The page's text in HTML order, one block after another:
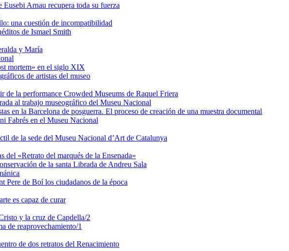
Eusebi Arnau recupera toda su fuerza
una cuestión de incompatibilidad
de Ismael Smith
y María
mortem» en el siglo XIX
de artistas del museo
de la performance Crowded Museums de Raquel Friera
al trabajo museográfico del Museu Nacional
en la Barcelona de posguerra. El proceso de creación de una muestra documental
Fabrés en el Museu Nacional
de la sede del Museu Nacional d’Art de Catalunya
del «Retrato del marqués de la Ensenada»
de la santa Librada de Andreu Sala
Pere de Boí los ciudadanos de la época
es capaz de curar
y la cruz de Capdella/2
de reaprovechamiento/1
de dos retratos del Renacimiento